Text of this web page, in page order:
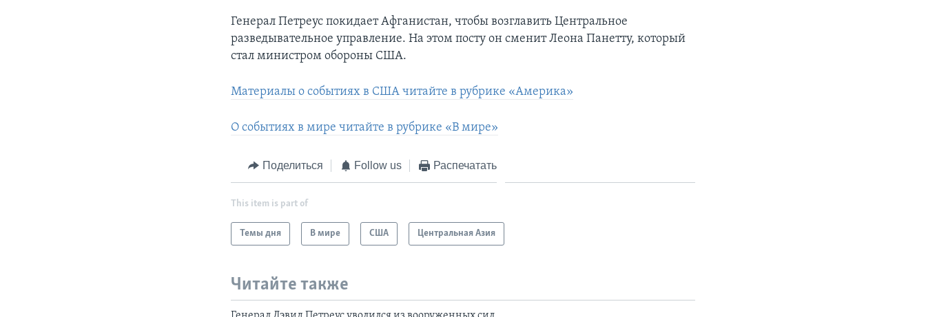
Генерал Петреус покидает Афганистан, чтобы возглавить Центральное
разведывательное управление. На этом посту он сменит Леона Панетту, который
стал министром обороны США.
Материалы о событиях в США читайте в рубрике «Америка»
О событиях в мире читайте в рубрике «В мире»
Поделиться Follow us Распечатать
This item is part of
Темы дня В мире США Центральная Азия
Читайте также